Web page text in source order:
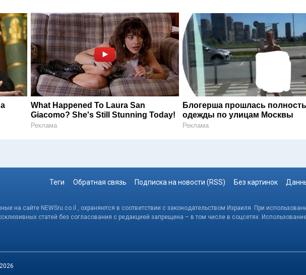
What Happened To Laura San
Giacomo? She's Still Stunning Today!
Реклама
Блогерша прошлась
одежды по улицам Москвы
Реклама
Теги Обратная связь Подписка на новости (RSS) Без картинок
на сайте NEWSru.co.il , охраняются в соответствии с законодательством Израиля. При
статей без согласования с редакцией запрещена – в том числе в соцсетях.